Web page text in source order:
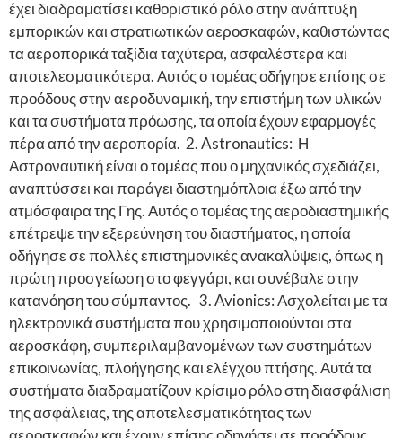
έχει διαδραματίσει καθοριστικό ρόλο στην ανάπτυξη
εμπορικών και στρατιωτικών αεροσκαφών, καθιστώντας
τα αεροπορικά ταξίδια ταχύτερα, ασφαλέστερα και
αποτελεσματικότερα. Αυτός ο τομέας οδήγησε επίσης σε
προόδους στην αεροδυναμική, την επιστήμη των υλικών
και τα συστήματα πρόωσης, τα οποία έχουν εφαρμογές
πέρα ​​από την αεροπορία. 2. Astronautics: Η
Αστροναυτική είναι ο τομέας που ο μηχανικός σχεδιάζει,
αναπτύσσει και παράγει διαστημόπλοια έξω από την
ατμόσφαιρα της Γης. Αυτός ο τομέας της αεροδιαστημικής
επέτρεψε την εξερεύνηση του διαστήματος, η οποία
οδήγησε σε πολλές επιστημονικές ανακαλύψεις, όπως η
πρώτη προσγείωση στο φεγγάρι, και συνέβαλε στην
κατανόηση του σύμπαντος. 3. Avionics: Ασχολείται με τα
ηλεκτρονικά συστήματα που χρησιμοποιούνται στα
αεροσκάφη, συμπεριλαμβανομένων των συστημάτων
επικοινωνίας, πλοήγησης και ελέγχου πτήσης. Αυτά τα
συστήματα διαδραματίζουν κρίσιμο ρόλο στη διασφάλιση
της ασφάλειας, της αποτελεσματικότητας των